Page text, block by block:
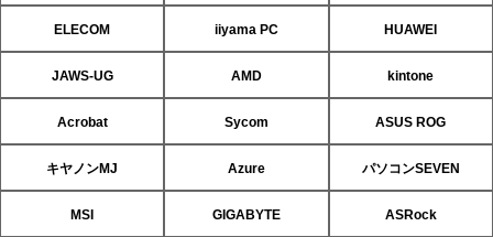
ELECOM iiyama PC HUAWEI
JAWS-UG AMD kintone
Acrobat Sycom ASUS ROG
キヤノンMJ Azure パソコンSEVEN
MSI GIGABYTE ASRock